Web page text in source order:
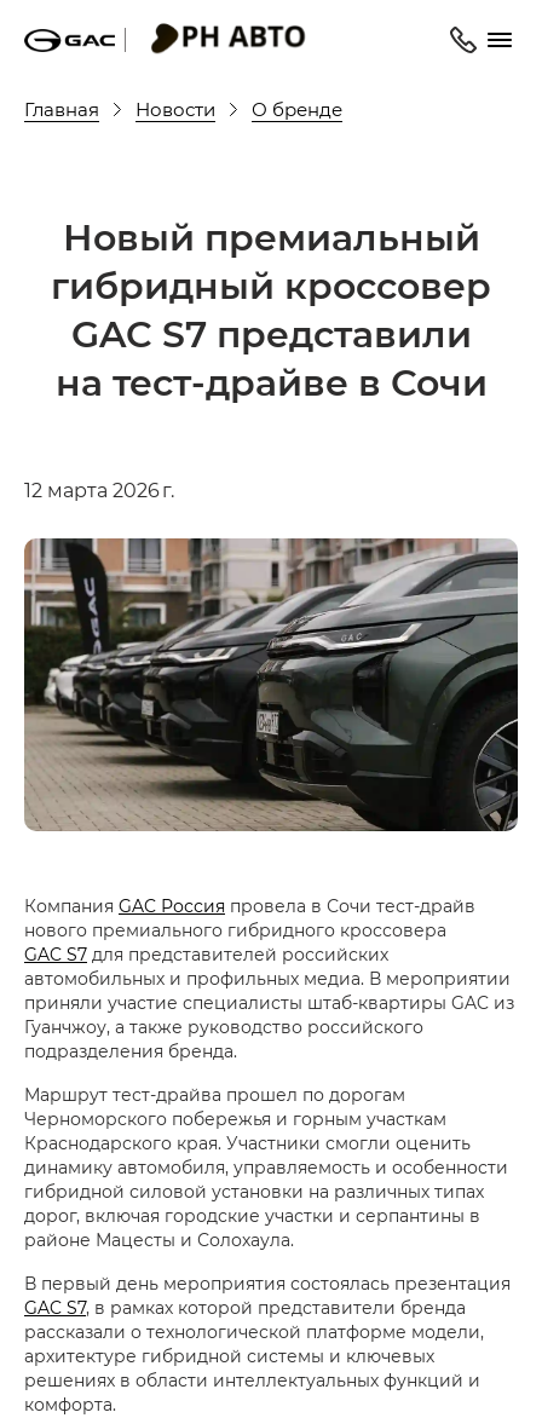
Главная Новости О бренде
Новый премиальный
гибридный кроссовер
GAC S7 представили
на тест-драйве в Сочи
12 марта 2026 г.
Компания GAC Россия провела в Сочи тест-драйв
нового премиального гибридного кроссовера
GAC S7 для представителей российских
автомобильных и профильных медиа. В мероприятии
приняли участие специалисты штаб-квартиры GAC из
Гуанчжоу, а также руководство российского
подразделения бренда.
Маршрут тест-драйва прошел по дорогам
Черноморского побережья и горным участкам
Краснодарского края. Участники смогли оценить
динамику автомобиля, управляемость и особенности
гибридной силовой установки на различных типах
дорог, включая городские участки и серпантины в
районе Мацесты и Солохаула.
В первый день мероприятия состоялась презентация
GAC S7, в рамках которой представители бренда
рассказали о технологической платформе модели,
архитектуре гибридной системы и ключевых
решениях в области интеллектуальных функций и
комфорта.